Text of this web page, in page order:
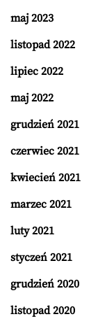
maj 2023
listopad 2022
lipiec 2022
maj 2022
grudzień 2021
czerwiec 2021
kwiecień 2021
marzec 2021
luty 2021
styczeń 2021
grudzień 2020
listopad 2020